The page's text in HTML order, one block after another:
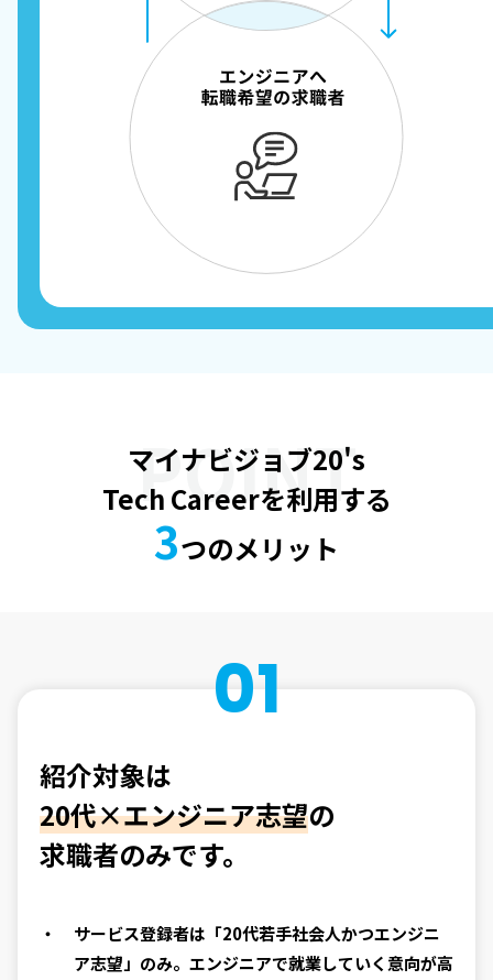
POINT
マイナビジョブ20's
Tech Careerを利用する
3つのメリット
01
紹介対象は
20代×エンジニア志望の
求職者のみです。
サービス登録者は「20代若手社会人かつエンジニ
ア志望」のみ。エンジニアで就業していく意向が高